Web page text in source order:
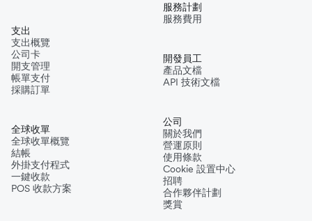
支出
支出概覽
公司卡
開支管理
帳單支付
採購訂單
全球收單
全球收單概覽
結帳
外掛支付程式
一鍵收款
POS 收款方案
服務計劃
服務費用
開發員工
產品文檔
API 技術文檔
公司
關於我們
營運原則
使用條款
Cookie 設置中心
招聘
合作夥伴計劃
獎賞